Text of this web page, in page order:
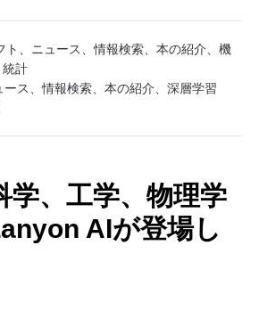
ト 、 ニュース、情報検索、 本の紹介、 機
統計
ース、情報検索、 本の紹介、 深層学習
学、工学、物理学
AIが登場し